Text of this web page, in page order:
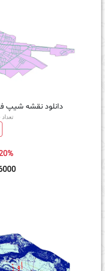
دانلود نقشه شیپ
20%
76000